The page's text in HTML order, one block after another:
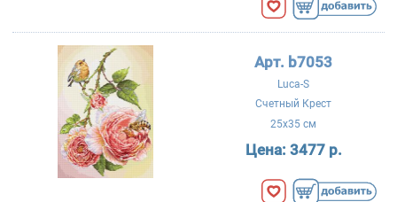
Арт. b7053
Luca-S
Счетный Крест
25x35 см
Цена: 3477 р.